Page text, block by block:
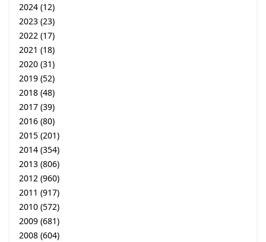
2024 (12)
2023 (23)
2022 (17)
2021 (18)
2020 (31)
2019 (52)
2018 (48)
2017 (39)
2016 (80)
2015 (201)
2014 (354)
2013 (806)
2012 (960)
2011 (917)
2010 (572)
2009 (681)
2008 (604)